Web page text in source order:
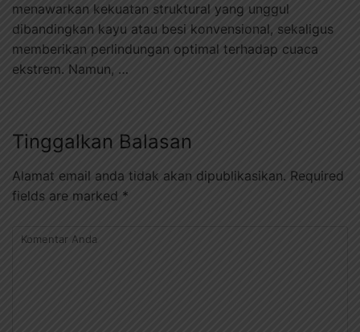
menawarkan kekuatan struktural yang unggul
dibandingkan kayu atau besi konvensional, sekaligus
memberikan perlindungan optimal terhadap cuaca
ekstrem. Namun, …
Tinggalkan Balasan
Alamat email anda tidak akan dipublikasikan. Required
fields are marked *